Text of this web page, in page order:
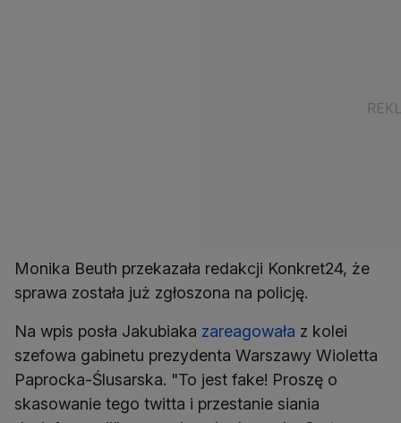
Monika Beuth przekazała redakcji Konkret24, że
sprawa została już zgłoszona na policję.
Na wpis posła Jakubiaka zareagowała z kolei
szefowa gabinetu prezydenta Warszawy Wioletta
Paprocka-Ślusarska. "To jest fake! Proszę o
skasowanie tego twitta i przestanie siania